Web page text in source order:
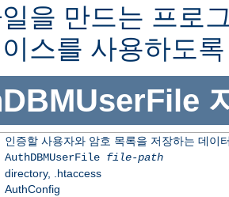
을 만드는 프로
스를 사용하도
인증할 사용자와 암호 목록을 저장하는 데이
AuthDBMUserFile file-path
directory, .htaccess
AuthConfig